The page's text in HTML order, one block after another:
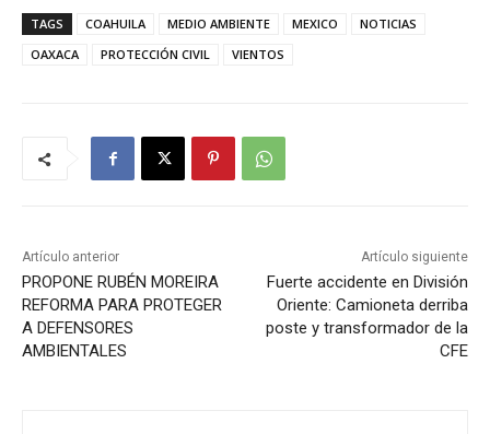
TAGS COAHUILA MEDIO AMBIENTE MEXICO
NOTICIAS
OAXACA
PROTECCIÓN CIVIL VIENTOS
Artículo anterior
PROPONE RUBÉN MOREIRA
REFORMA PARA PROTEGER
A DEFENSORES
AMBIENTALES
Artículo siguiente
Fuerte accidente en División
Oriente: Camioneta derriba
poste y transformador de la
CFE